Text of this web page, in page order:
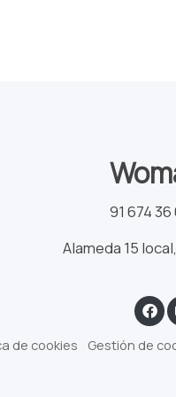
91 674
Alameda 15
de cookies Gestión de